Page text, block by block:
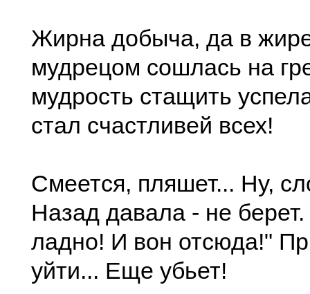
Жирна добыча, да в
мудрецом сошлась на
мудрость стащить
стал счастливей всех!
Смеется, пляшет... Ну,
Назад давала - не
ладно! И вон отсюда!"
уйти... Еще убьет!